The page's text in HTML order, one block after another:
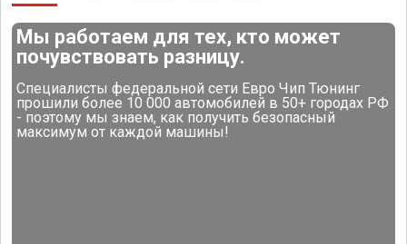
Мы работаем для тех, кто может
почувствовать разницу.
Специалисты федеральной сети Евро Чип Тюнинг
прошили более 10 000 автомобилей в 50+ городах РФ
- поэтому мы знаем, как получить безопасный
максимум от каждой машины!